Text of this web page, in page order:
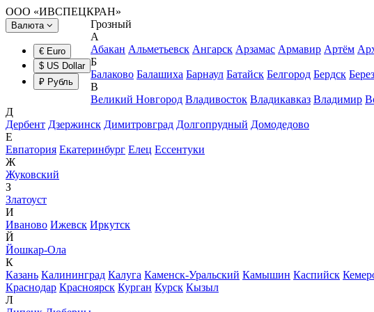
ООО «ИВСПЕЦКРАН»
Валюта
€ Euro
$ US Dollar
₽ Рубль
Грозный
А
Абакан Альметьевск Ангарск Арзамас Армавир Артём
Б
Балаково Балашиха Барнаул Батайск Белгород Бердск
В
Великий Новгород Владивосток Владикавказ Владимир
Д
Дербент Дзержинск Димитровград Долгопрудный Домодедово
Е
Евпатория Екатеринбург Елец Ессентуки
Ж
Жуковский
З
Златоуст
И
Иваново Ижевск Иркутск
Й
Йошкар-Ола
К
Казань Калининград Калуга Каменск-Уральский Камышин Каспийск
Краснодар Красноярск Курган Курск Кызыл
Л